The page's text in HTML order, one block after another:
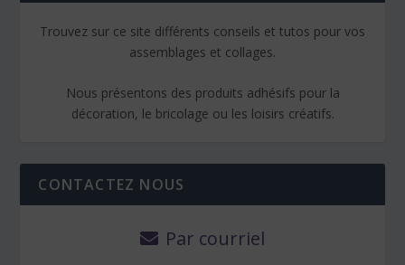
Trouvez sur ce site différents conseils et tutos pour vos
assemblages et collages.
Nous présentons des produits adhésifs pour la
décoration, le bricolage ou les loisirs créatifs.
CONTACTEZ NOUS
Par courriel